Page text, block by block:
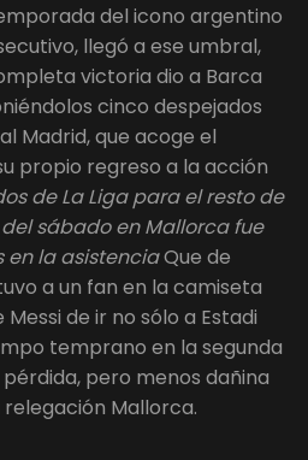
del icono argentino
llegó a ese umbral,
victoria dio a Barca
cinco despejados
Madrid, que acoge el
propio regreso a la acción
de La Liga para el resto de
sábado en Mallorca fue
en la asistenciaQue de
a un fan en la camiseta
de ir no sólo a Estadi
temprano en la segunda
pero menos dañina
Mallorca.